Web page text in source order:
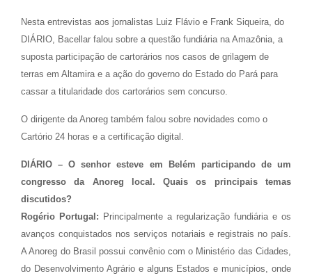
Nesta entrevistas aos jornalistas Luiz Flávio e Frank Siqueira, do
DIÁRIO, Bacellar falou sobre a questão fundiária na Amazônia, a
suposta participação de cartorários nos casos de grilagem de
terras em Altamira e a ação do governo do Estado do Pará para
cassar a titularidade dos cartorários sem concurso.
O dirigente da Anoreg também falou sobre novidades como o
Cartório 24 horas e a certificação digital.
DIÁRIO – O senhor esteve em Belém participando de um
congresso da Anoreg local. Quais os principais temas
discutidos?
Rogério Portugal: Principalmente a regularização fundiária e os
avanços conquistados nos serviços notariais e registrais no país.
A Anoreg do Brasil possui convênio com o Ministério das Cidades,
do Desenvolvimento Agrário e alguns Estados e municípios, onde